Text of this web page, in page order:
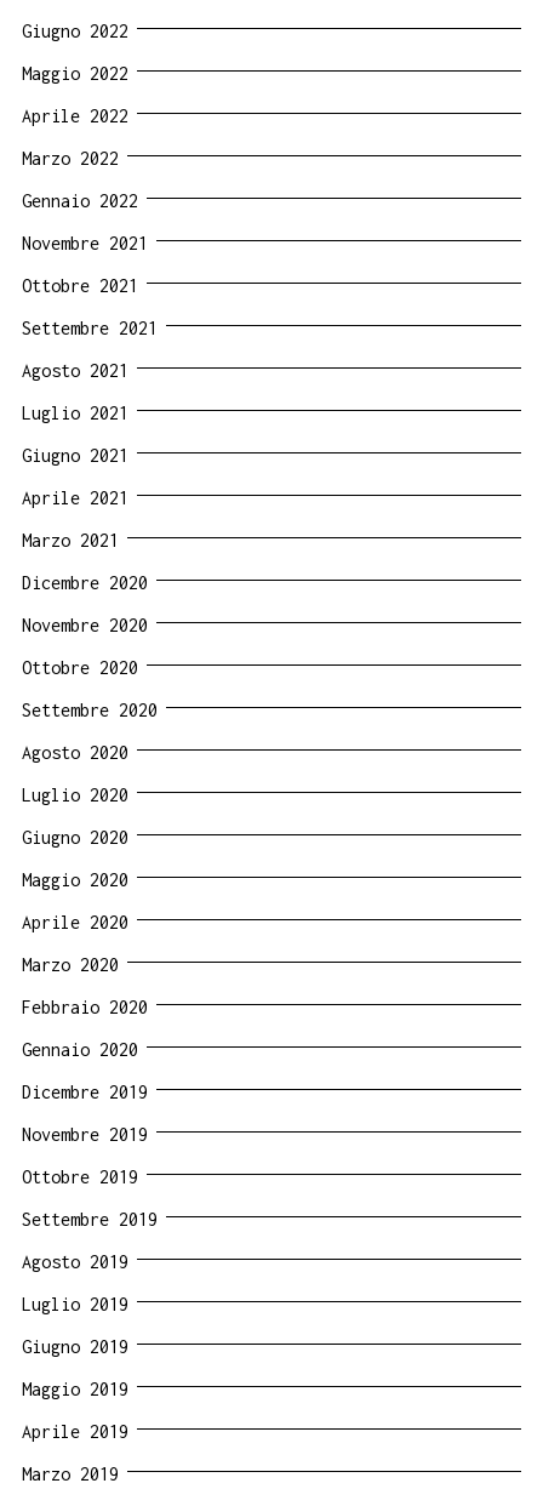
Giugno 2022
Maggio 2022
Aprile 2022
Marzo 2022
Gennaio 2022
Novembre 2021
Ottobre 2021
Settembre 2021
Agosto 2021
Luglio 2021
Giugno 2021
Aprile 2021
Marzo 2021
Dicembre 2020
Novembre 2020
Ottobre 2020
Settembre 2020
Agosto 2020
Luglio 2020
Giugno 2020
Maggio 2020
Aprile 2020
Marzo 2020
Febbraio 2020
Gennaio 2020
Dicembre 2019
Novembre 2019
Ottobre 2019
Settembre 2019
Agosto 2019
Luglio 2019
Giugno 2019
Maggio 2019
Aprile 2019
Marzo 2019